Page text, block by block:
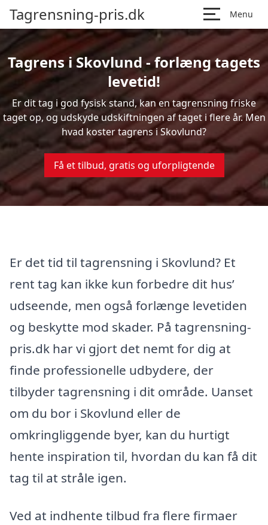
Tagrensning-pris.dk Menu
Tagrens i Skovlund - forlæng tagets
levetid!
Er dit tag i god fysisk stand, kan en tagrensning friske
taget op, og udskyde udskiftningen af taget i flere år. Men
hvad koster tagrens i Skovlund?
Få et tilbud, gratis og uforpligtende
Er det tid til tagrensning i Skovlund? Et
rent tag kan ikke kun forbedre dit hus’
udseende, men også forlænge levetiden
og beskytte mod skader. På tagrensning-
pris.dk har vi gjort det nemt for dig at
finde professionelle udbydere, der
tilbyder tagrensning i dit område. Uanset
om du bor i Skovlund eller de
omkringliggende byer, kan du hurtigt
hente inspiration til, hvordan du kan få dit
tag til at stråle igen.
Ved at indhente tilbud fra flere firmaer